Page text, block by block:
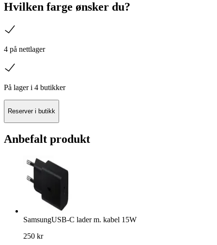
Hvilken farge ønsker du?
4 på nettlager
På lager i 4 butikker
Reserver i butikk
Anbefalt produkt
SamsungUSB-C lader m. kabel 15W
250 kr